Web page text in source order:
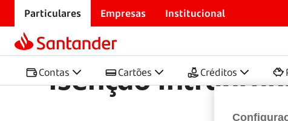
Particulares Empresas Institucional
Contas Cartões Créditos
Início Isenção Intragrupo Emir
Isenção